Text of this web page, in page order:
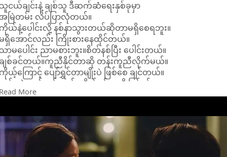
ငယ်ချင်းနဲ့ ချစ်သူ ဒီဆက်ဆံရေးနှစ်ခုမှာ
မြဲတမ်း လိပ်ပြာလုံတယ်။
ယ်နဲ့ပေါင်းလို့ နစ်နာသွားတယ်ဆိုတာမရှိစေရဘူး။
ရှိအောင်လည်း ကြိုးစားနေထိုင်တယ်။
ာမပေါင်း ညာမစားဘူး။စိတ်နစ်ပြီး ပေါင်းတယ်။
ျစ်ခင်တယ်။ကူညီနိုင်တာဆို တန်းကူညီလိုက်မယ်။
ယ့်ကြောင့် ပျော်ရွှင်တာမျိုးပဲ ဖြစ်စေ ချင်တယ်။
စ်ခုပဲ မျှော်လင့်တယ်။ကိုယ်ခင်သလို ပြန်ခင်ပေး။
န်ဖိုးထားပေးဖို့။ သူငယ်ချင်းအများကြီးမထားတတ်တာမို့
ျစ်သူဆိုလည်း ဘာတွေဝယ်ပေးဖို့
းဝပူဆာမှာ မဟုတ်ဘူး။အချစ်က ပေးတယ်ဆိုရင်
ျောကလက်တစ်တောင့်လည်း တန်ဖိုးထားတယ်
More